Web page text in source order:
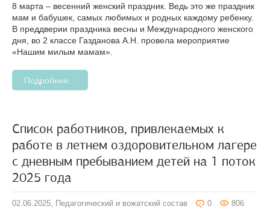
8 марта – весенний женский праздник. Ведь это же праздник
мам и бабушек, самых любимых и родных каждому ребенку.
В преддверии праздника весны и Международного женского
дня, во 2 классе Газданова А.Н. провела мероприятие
«Нашим милым мамам».
Подробнее...
Список работников, привлекаемых к
работе в летнем оздоровительном лагере
с дневным пребыванием детей на 1 поток
2025 года
02.06.2025, Педагогический и вожатский состав 0 806